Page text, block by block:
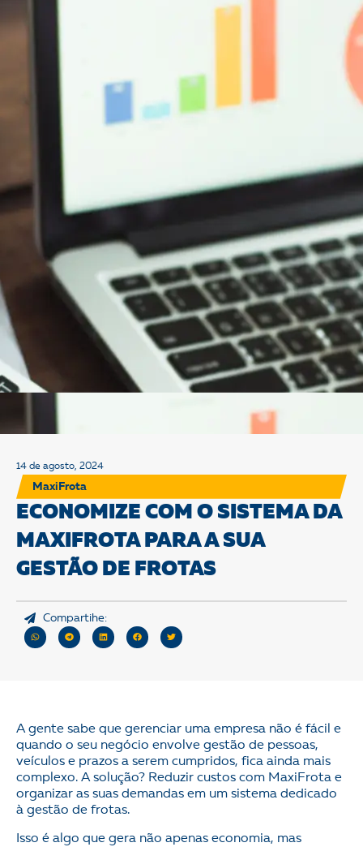
14 de agosto, 2024
MaxiFrota
ECONOMIZE COM O SISTEMA DA
MAXIFROTA PARA A SUA
GESTÃO DE FROTAS
Compartihe:
A gente sabe que gerenciar uma empresa não é fácil e
quando o seu negócio envolve gestão de pessoas,
veículos e prazos a serem cumpridos, fica ainda mais
complexo. A solução? Reduzir custos com MaxiFrota e
organizar as suas demandas em um sistema dedicado
à gestão de frotas.
Isso é algo que gera não apenas economia, mas